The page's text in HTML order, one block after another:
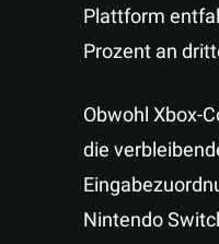
Plattform
Prozent an
Obwohl Xbox-
die
Nintendo